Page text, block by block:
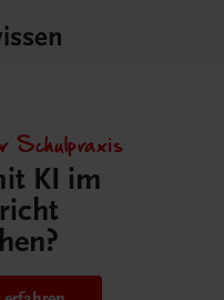
Schulpraxis
KI im